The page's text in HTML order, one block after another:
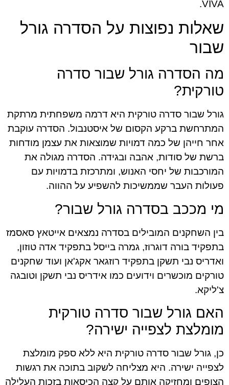
VIVA.
שאלות נפוצות על הסדרה גורל
שבור
מה הסדרה גורל שבור סדרה
טורקית?
גורל שבור סדרה טורקית היא דרמה משפחתית מרתקת
המתרחשת ברקע הקסום של איסטנבול. הסדרה עוקבת
אחר חייהן של כמה דמויות שמוצאות את עצמן מודחות
ברשת של סודות, אהבה ובגידה. הסדרה מגולה את
המורכבות של יחסי האנוש, ומתרכזת בדמויות עם
פעולות העבר שממשיכות להשפיע על ההווה.
מי מככב בסדרה גורל שבור?
בין השחקנים המובילים בסדרה נמצאים אייטאץ סאסמז
בתפקיד בורה דוגרוז, גמרה בייסל בתפקיד אדה טוזון,
ואדריס נבי תשקן בתפקיד רוזגאר אקג'אן ועוד שחקנים
טורקים מוכשרים וידועים כמו אידריס נבי תשקן וטובגה
צ'ליקא.
האם גורל שבור סדרה טורקית
מומלצת לצפייה ישירה?
כן, גורל שבור סדרה טורקית היא ללא ספק מומלצת
לצפייה ישירה. היא מצליחה לשקוב בתוכה את רגשות
הצופים ומחזיקה אותם על קצה הכיסאות בזכות העלילה